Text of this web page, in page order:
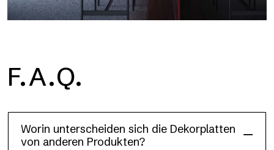
F.A.Q.
Worin unterscheiden sich die Dekorplatten
von anderen Produkten?